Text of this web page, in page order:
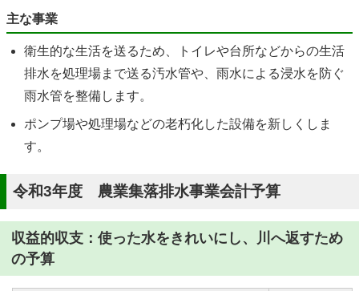
主な事業
衛生的な生活を送るため、トイレや台所などからの生活
排水を処理場まで送る汚水管や、雨水による浸水を防ぐ
雨水管を整備します。
ポンプ場や処理場などの老朽化した設備を新しくしま
す。
令和3年度 農業集落排水事業会計予算
収益的収支：使った水をきれいにし、川へ返すため
の予算